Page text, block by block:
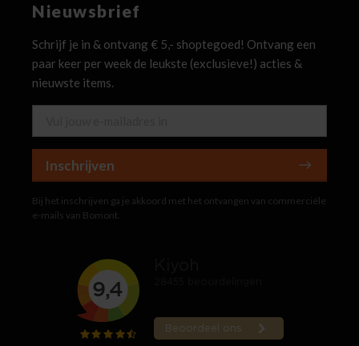
Nieuwsbrief
Schrijf je in & ontvang € 5,- shoptegoed! Ontvang een
paar keer per week de leukste (exclusieve!) acties &
nieuwste items.
Inschrijven
Bij het inschrijven ga je akkoord met het ontvangen van commerciële
e-mails van Bomont.